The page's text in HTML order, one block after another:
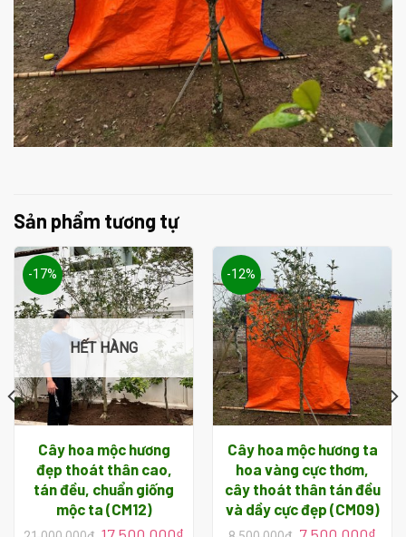
Sản phẩm tương tự
-17%
HẾT HÀNG
Cây hoa mộc hương
đẹp thoát thân cao,
tán đều, chuẩn giống
mộc ta (CM12)
-12%
Cây hoa mộc hương ta
hoa vàng cực thơm,
cây thoát thân tán đều
và dầy cực đẹp (CM09)